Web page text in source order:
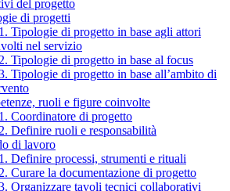
del progetto
di progetti
Tipologie di progetto in base agli attori
nel servizio
Tipologie di progetto in base al focus
Tipologie di progetto in base all’ambito di
ruoli e figure coinvolte
Coordinatore di progetto
Definire ruoli e responsabilità
di lavoro
Definire processi, strumenti e rituali
Curare la documentazione di progetto
Organizzare tavoli tecnici collaborativi